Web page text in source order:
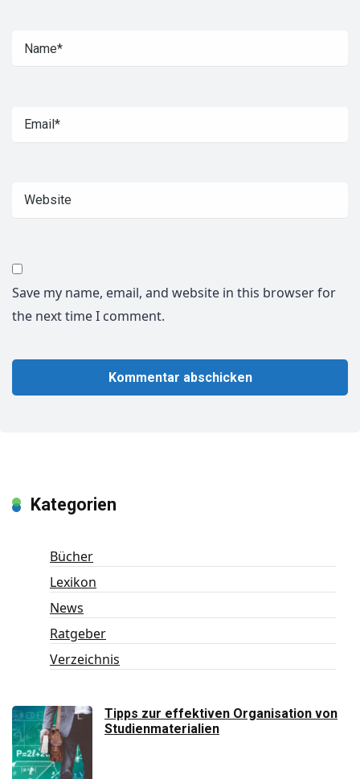
Save my name, email, and website in this browser for
the next time I comment.
Kategorien
Bücher
Lexikon
News
Ratgeber
Verzeichnis
Tipps zur effektiven Organisation von
Studienmaterialien